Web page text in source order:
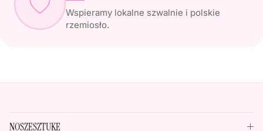
Wspieramy lokalne szwalnie i polskie
rzemiosło.
NOSZESZTUKE